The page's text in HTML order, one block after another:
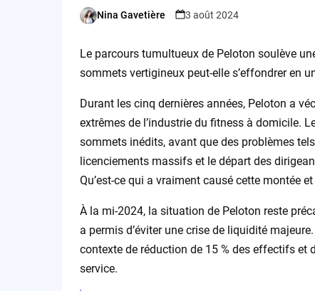
Posted
Nina Gavetière 3 août 2024
Le parcours tumultueux de Peloton soulève
sommets vertigineux peut-elle s’effondrer en
Durant les cinq dernières années, Peloton a
extrêmes de l’industrie du fitness à domicile.
sommets inédits, avant que des problèmes
licenciements massifs et le départ des
Qu’est-ce qui a vraiment causé cette montée
À la mi-2024, la situation de Peloton reste
a permis d’éviter une crise de liquidité
contexte de réduction de 15 % des effectifs et
service.